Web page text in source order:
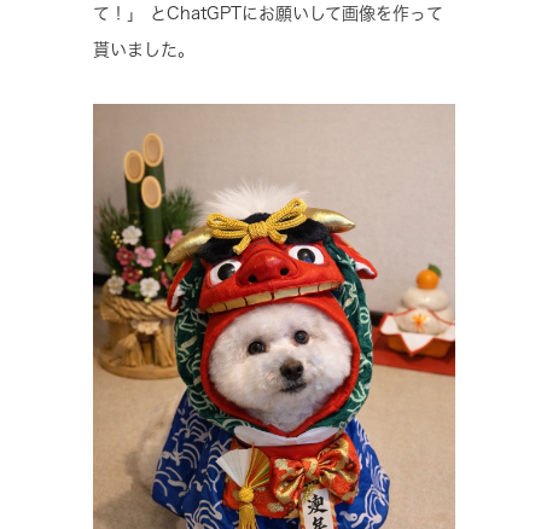
て！」 とChatGPTにお願いして画像を作って
貰いました。